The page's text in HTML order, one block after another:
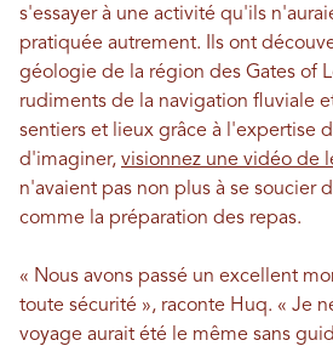
s'essayer à une activité qu'ils
pratiquée autrement. Ils ont
géologie de la région des Gates of
rudiments de la navigation fluviale
sentiers et lieux grâce à l'expertise
d'imaginer, visionnez une vidéo de
n'avaient pas non plus à se soucier
comme la préparation des repas.
« Nous avons passé un excellent
toute sécurité », raconte Huq. « Je
voyage aurait été le même sans